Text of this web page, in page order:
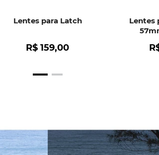
Lentes para Latch
R$ 159,00
Lentes